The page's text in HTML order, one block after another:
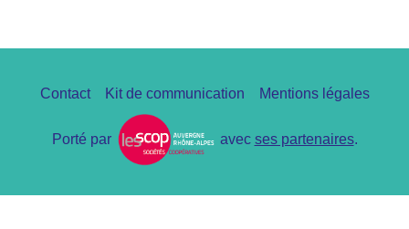
Pied
page
Contact Kit de communication Mentions légales
Porté par avec ses partenaires.